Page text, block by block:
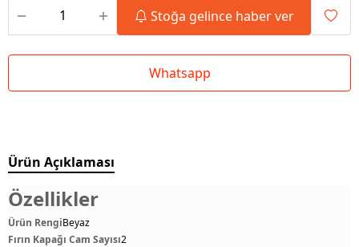
Stoğa gelince haber ver
Whatsapp
Ürün Açıklaması
Özellikler
Ürün RengiBeyaz
Fırın Kapağı Cam Sayısı2